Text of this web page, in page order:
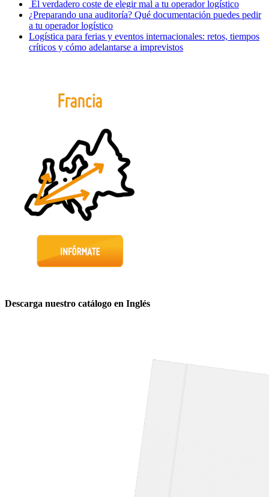
El verdadero coste de elegir mal a tu operador logístico
¿Preparando una auditoría? Qué documentación puedes pedir
a tu operador logístico
Logística para ferias y eventos internacionales: retos, tiempos
críticos y cómo adelantarse a imprevistos
Descarga nuestro catálogo en Inglés